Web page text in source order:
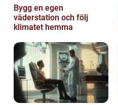
Bygg en egen
väderstation och följ
klimatet hemma